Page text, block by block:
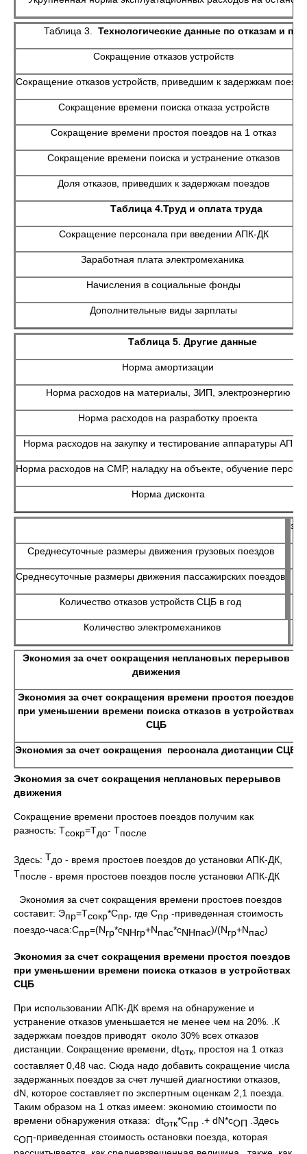
Таблица 3. Технологические данные по отказам и
Сокращение отказов устройств
Сокращение отказов устройств, приведшим к задержкам
Сокращение времени поиска отказа устройств
Сокращение времени простоя поездов на 1 отказ
Сокращение времени поиска и устранение отказов
Доля отказов, приведших к задержкам поездов
Таблица 4.Труд и оплата труда
Сокращение персонала при введении АПК-ДК
Заработная плата электромеханика
Начисления в социальные фонды
Дополнительные виды зарплаты
Таблица 5. Другие данные
Норма амортизации
Норма расходов на материалы, ЗИП, электроэнергию
Норма расходов на разработку проекта
Норма расходов на закупку и тестирование аппаратуры АПК-
Норма расходов на СМР, наладку на объекте, обучение
Норма дисконта
Среднесуточные размеры движения грузовых поездов
Среднесуточные размеры движения пассажирских поездов
Количество отказов устройств СЦБ в год
Количество электромехаников
Экономия за счет сокращения неплановых перерывов
движения
Экономия за счет сокращения времени простоя поездов
при уменьшении времени поиска отказов в устройствах
СЦБ
Экономия за счет сокращения персонала дистанции СЦБ
Экономия за счет сокращения неплановых перерывов
движения
Сокращение времени простоев поездов получим как
разность: Тсокр=Тдо- Тпосле
Здесь: Тдо - время простоев поездов до установки АПК-ДК,
Тпосле - время простоев поездов после установки АПК-ДК
Экономия за счет сокращения времени простоев поездов
составит: Эпр=Тсокр*Спр, где Спр -приведенная стоимость
поездо-часа:Спр=(Nгр*сNHгр+Nпас*сNHпас)/(Nгр+Nпас)
Экономия за счет сокращения времени простоя поездов
при уменьшении времени поиска отказов в устройствах
СЦБ
При использовании АПК-ДК время на обнаружение и
устранение отказов уменьшается не менее чем на 20%. .К
задержкам поездов приводят около 30% всех отказов
дистанции. Сокращение времени, dtотк , простоя на 1 отказ
составляет 0,48 час. Сюда надо добавить сокращение числа
задержанных поездов за счет лучшей диагностики отказов,
dN, которое составляет по экспертным оценкам 2,1 поезда.
Таким образом на 1 отказ имеем: экономию стоимости по
времени обнаружения отказа: dtотк*Спр .+ dN*сОП .Здесь
сОП-приведенная стоимость остановки поезда, которая